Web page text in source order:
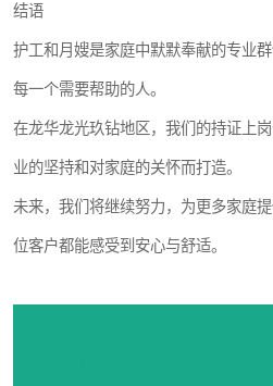
结语
护工和月嫂是家庭中默默奉献的专业
每一个需要帮助的人。
在龙华龙光玖钻地区，我们的持证上
业的坚持和对家庭的关怀而打造。
未来，我们将继续努力，为更多家庭
位客户都能感受到安心与舒适。